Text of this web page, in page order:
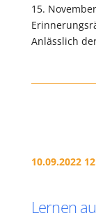
15.
Anlässlich
10.09.2022
Lernen